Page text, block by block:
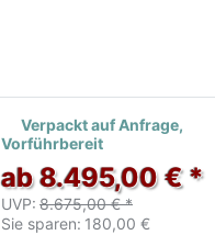
Verpackt auf Anfrage,
Vorführbereit
ab 8.495,00 € *
UVP: 8.675,00 € *
Sie sparen: 180,00 €